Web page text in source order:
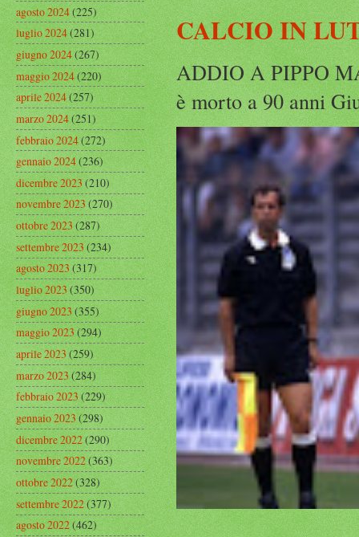
CALCIO IN
ADDIO A PIPPO
è morto a 90 anni
agosto 2024(225)
luglio 2024(281)
giugno 2024(267)
maggio 2024(220)
aprile 2024(257)
marzo 2024(251)
febbraio 2024(272)
gennaio 2024(236)
dicembre 2023(210)
novembre 2023(270)
ottobre 2023(287)
settembre 2023(234)
agosto 2023(317)
luglio 2023(350)
giugno 2023(355)
maggio 2023(294)
aprile 2023(259)
marzo 2023(284)
febbraio 2023(229)
gennaio 2023(298)
dicembre 2022(290)
novembre 2022(363)
ottobre 2022(328)
settembre 2022(377)
agosto 2022(462)